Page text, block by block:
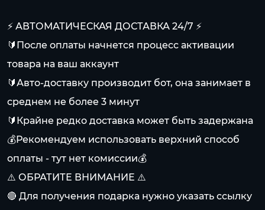
⚡️ АВТОМАТИЧЕСКАЯ ДОСТАВКА 24/7 ⚡️
🔰После оплаты начнется процесс активации
товара на ваш аккаунт
🔰Авто-доставку производит бот, она занимает в
среднем не более 3 минут
🔰Крайне редко доставка может быть задержана
💰Рекомендуем использовать верхний способ
оплаты - тут нет комиссии💰
⚠️ ОБРАТИТЕ ВНИМАНИЕ ⚠️
🔴 Для получения подарка нужно указать ссылку